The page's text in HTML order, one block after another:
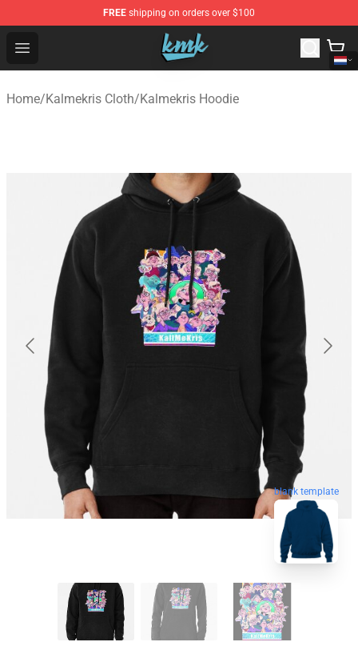
FREE shipping on orders over $100
Open menu
KallMeKris Store - Official KallMeKris Merchandise Shop
Home/Kalmekris Cloth/Kalmekris Hoodie
blank template